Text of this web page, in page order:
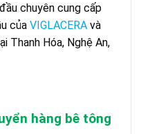
chuyên cung cấp
của VIGLACERA và
Thanh Hóa, Nghệ An,
hàng bê tông